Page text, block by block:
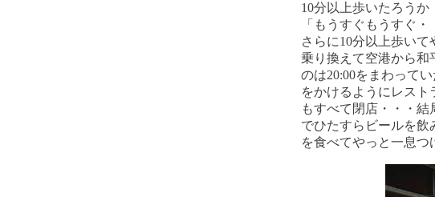
10分以上歩いたろうか
「もうすぐもうすぐ
さらに10分以上歩い
乗り換えて空港から和
のは20:00をまわって
をかけるようにレス
もすべて閉店・・・
でひたすらビールを
を食べてやっと一息つ